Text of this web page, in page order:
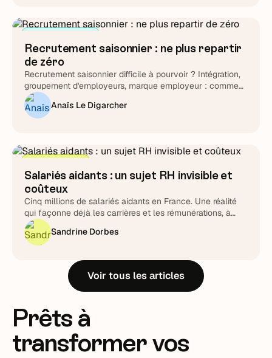
Recrutement saisonnier : ne plus repartir
de zéro
Recrutement saisonnier difficile à pourvoir ? Intégration,
groupement d'employeurs, marque employeur : comment
transformer le cycle en fidélisation durable.
Anaïs Le Digarcher
Salariés aidants : un sujet RH invisible et
coûteux
Cinq millions de salariés aidants en France. Une réalité
qui façonne déjà les carrières et les rémunérations, à
piloter plutôt qu'à subir.
Sandrine Dorbes
Voir tous les articles
Prêts à
transformer vos